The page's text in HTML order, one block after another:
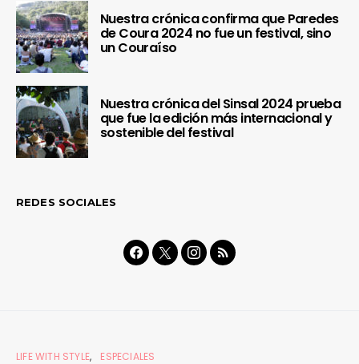
Nuestra crónica confirma que Paredes
de Coura 2024 no fue un festival, sino
un Couraíso
Nuestra crónica del Sinsal 2024 prueba
que fue la edición más internacional y
sostenible del festival
REDES SOCIALES
LIFE WITH STYLE ESPECIALES